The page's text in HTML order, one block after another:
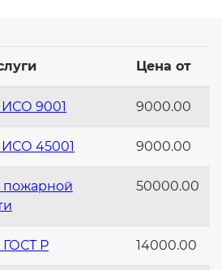
Цена от
9001 9000.00
45001 9000.00
пожарной
50000.00
Р 14000.00